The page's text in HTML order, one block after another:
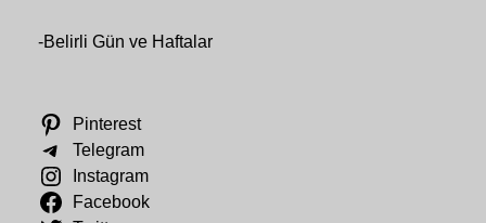
-Belirli Gün ve Haftalar
Pinterest
Telegram
Instagram
Facebook